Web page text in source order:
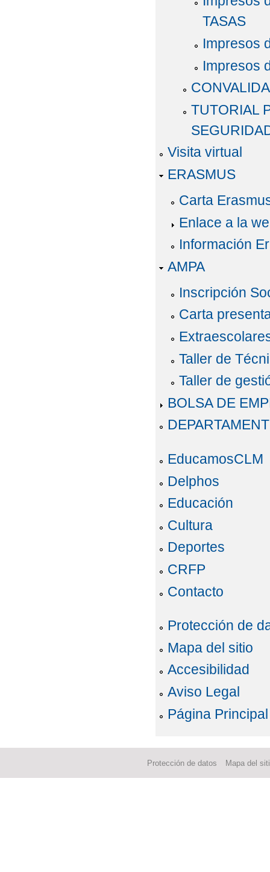
TASAS
Impresos
Impresos
TUTORIAL
Visita virtual
ERASMUS
Carta
Enlace a la
Información
AMPA
Inscripción
Carta
Taller de
Taller de
BOLSA DE
EducamosCLM
Delphos
Educación
Cultura
Deportes
CRFP
Contacto
Protección de
Mapa del sitio
Accesibilidad
Aviso Legal
Página Principal
Protección de datos Mapa del